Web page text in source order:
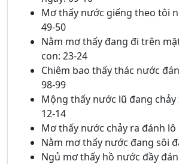
Mơ thấy nước giếng theo tôi
49-50
Nằm mơ thấy đang đi trên
con: 23-24
Chiêm bao thấy thác nước
98-99
Mộng thấy nước lũ đang chảy
12-14
Mơ thấy nước chảy ra đánh lô
Nằm mơ thấy nước đang sôi
Ngủ mơ thấy hồ nước đầy